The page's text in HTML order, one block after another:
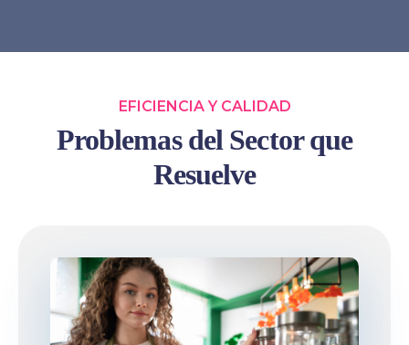
EFICIENCIA Y CALIDAD
Problemas del Sector que
Resuelve